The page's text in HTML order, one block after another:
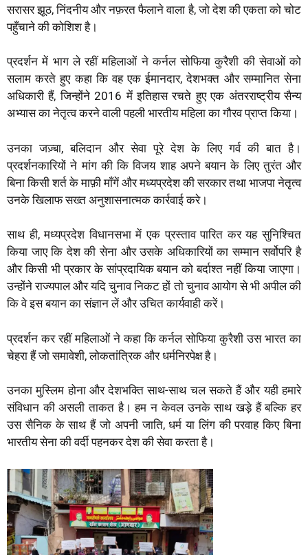
सरासर झूठ, निंदनीय और नफ़रत फैलाने वाला है, जो देश की एकता को चोट
पहुँचाने की कोशिश है।
प्रदर्शन में भाग ले रहीं महिलाओं ने कर्नल सोफिया कुरैशी की सेवाओं को
सलाम करते हुए कहा कि वह एक ईमानदार, देशभक्त और सम्मानित सेना
अधिकारी हैं, जिन्होंने 2016 में इतिहास रचते हुए एक अंतरराष्ट्रीय सैन्य
अभ्यास का नेतृत्व करने वाली पहली भारतीय महिला का गौरव प्राप्त किया।
उनका जज़्बा, बलिदान और सेवा पूरे देश के लिए गर्व की बात है।
प्रदर्शनकारियों ने मांग की कि विजय शाह अपने बयान के लिए तुरंत और
बिना किसी शर्त के माफ़ी माँगें और मध्यप्रदेश की सरकार तथा भाजपा नेतृत्व
उनके खिलाफ सख्त अनुशासनात्मक कार्रवाई करे।
साथ ही, मध्यप्रदेश विधानसभा में एक प्रस्ताव पारित कर यह सुनिश्चित
किया जाए कि देश की सेना और उसके अधिकारियों का सम्मान सर्वोपरि है
और किसी भी प्रकार के सांप्रदायिक बयान को बर्दाश्त नहीं किया जाएगा।
उन्होंने राज्यपाल और यदि चुनाव निकट हों तो चुनाव आयोग से भी अपील की
कि वे इस बयान का संज्ञान लें और उचित कार्यवाही करें।
प्रदर्शन कर रहीं महिलाओं ने कहा कि कर्नल सोफिया कुरैशी उस भारत का
चेहरा हैं जो समावेशी, लोकतांत्रिक और धर्मनिरपेक्ष है।
उनका मुस्लिम होना और देशभक्ति साथ-साथ चल सकते हैं और यही हमारे
संविधान की असली ताकत है। हम न केवल उनके साथ खड़े हैं बल्कि हर
उस सैनिक के साथ हैं जो अपनी जाति, धर्म या लिंग की परवाह किए बिना
भारतीय सेना की वर्दी पहनकर देश की सेवा करता है।